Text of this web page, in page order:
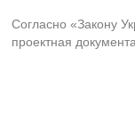
Согласно «Закону
проектная